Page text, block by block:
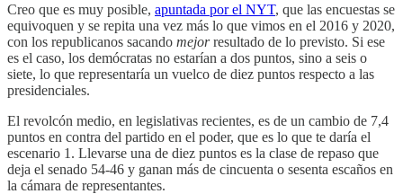
Creo que es muy posible, apuntada por el NYT, que las encuestas se
equivoquen y se repita una vez más lo que vimos en el 2016 y 2020,
con los republicanos sacando mejorresultado de lo previsto. Si ese
es el caso, los demócratas no estarían a dos puntos, sino a seis o
siete, lo que representaría un vuelco de diez puntos respecto a las
presidenciales.
El revolcón medio, en legislativas recientes, es de un cambio de 7,4
puntos en contra del partido en el poder, que es lo que te daría el
escenario 1. Llevarse una de diez puntos es la clase de repaso que
deja el senado 54-46 y ganan más de cincuenta o sesenta escaños en
la cámara de representantes.